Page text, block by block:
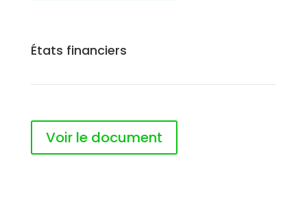
États financiers
Voir le document